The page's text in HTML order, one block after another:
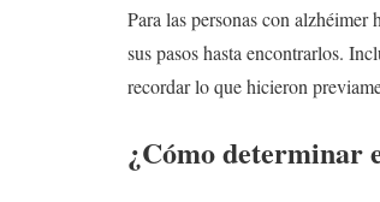
Para las personas con alzhéimer
sus pasos hasta encontrarlos.
recordar lo que hicieron
¿Cómo determinar